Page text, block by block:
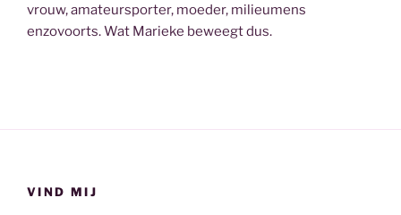
vrouw, amateursporter, moeder, milieumens
enzovoorts. Wat Marieke beweegt dus.
VIND MIJ